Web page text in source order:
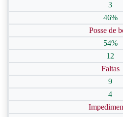
3
46%
Posse de
54%
12
Faltas
9
4